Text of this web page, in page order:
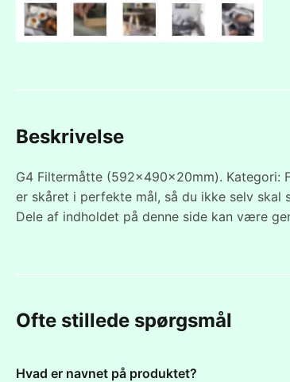
Beskrivelse
G4 Filtermåtte (592x490x20mm). Kategori:
er skåret i perfekte mål, så du ikke selv
Dele af indholdet på denne side kan være
Ofte stillede spørgsmål
Hvad er navnet på produktet?